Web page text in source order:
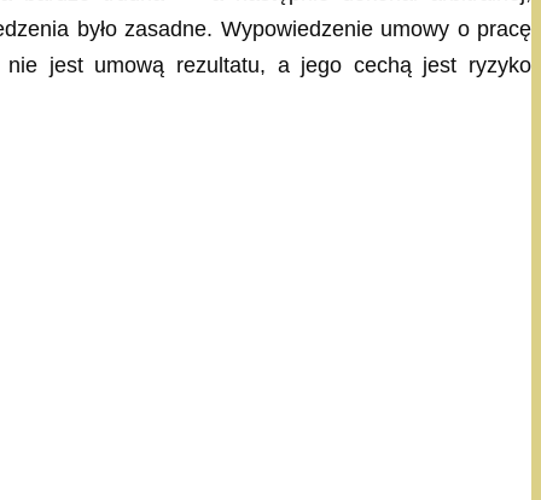
było zasadne. Wypowiedzenie umowy o pracę
nie jest umową rezultatu, a jego cechą jest ryzyko